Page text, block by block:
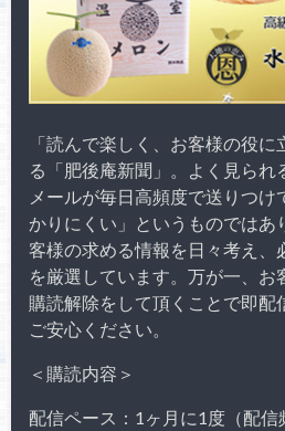
「読んで楽しく、お客様の役
る「肥後庵新聞」。よく見られ
メールが毎日高頻度で送りつ
かりにくい」というものではあ
客様の求める情報を日々考え、
を厳選しています。万が一、お
購読解除をして頂くことで即配
ご安心ください。
＜購読内容＞
配信ペース：1ヶ月に1度（配信